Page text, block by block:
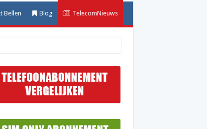
Bellen Blog TelecomNieuws